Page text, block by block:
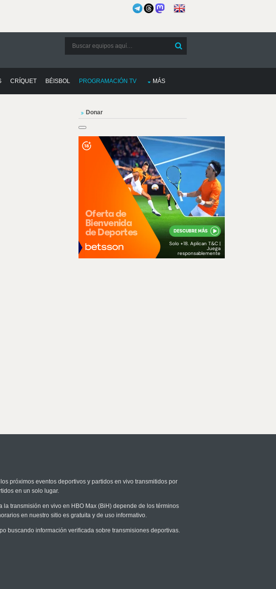
CRÍQUET BÉISBOL PROGRAMACIÓN TV MÁS
Donar
próximos eventos deportivos y partidos en vivo transmitidos por
en un solo lugar.
transmisión en vivo en HBO Max (BiH) depende de los términos
en nuestro sitio es gratuita y de uso informativo.
buscando información verificada sobre transmisiones deportivas.